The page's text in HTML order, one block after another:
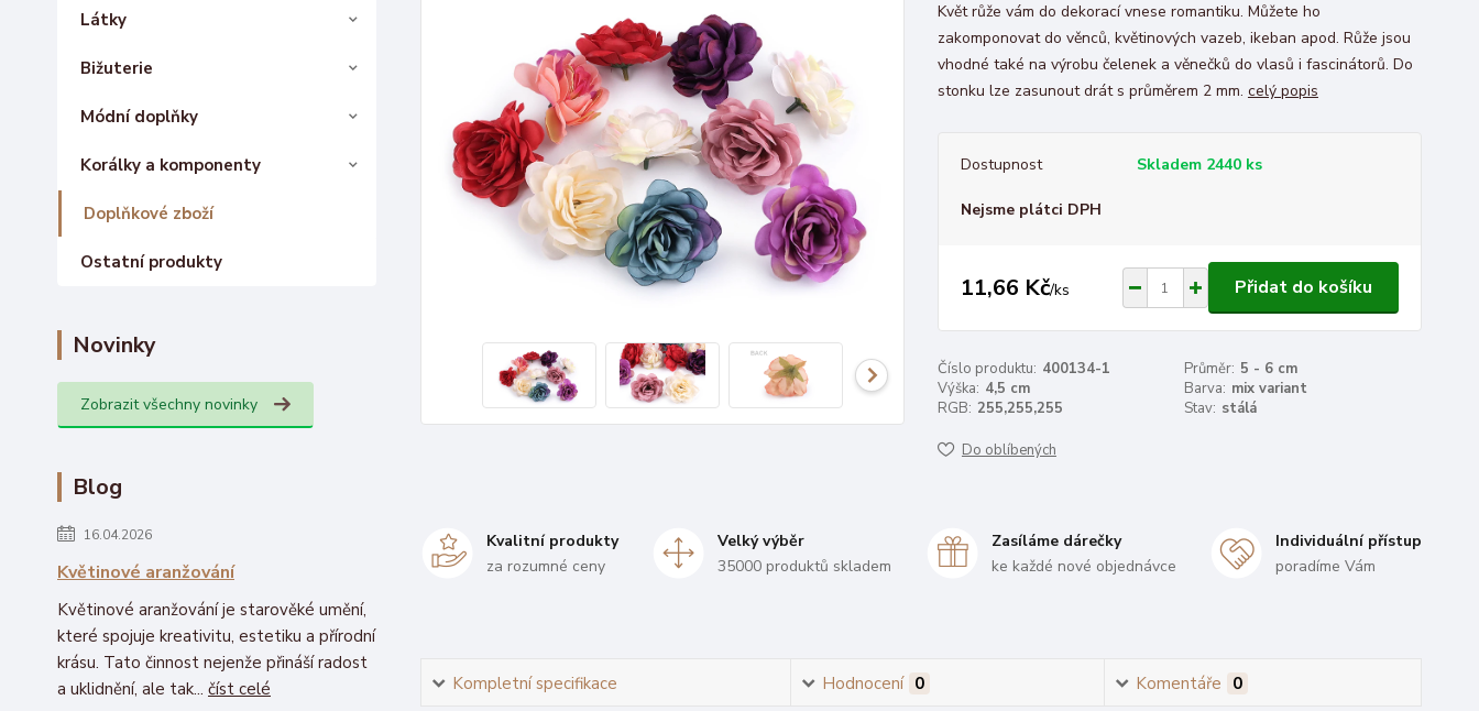
Látky
Bižuterie
Módní doplňky
Korálky a komponenty
Doplňkové zboží
Ostatní produkty
Novinky
Zobrazit všechny novinky
Blog
16.04.2026
Květinové aranžování
Květinové aranžování je starověké umění,
které spojuje kreativitu, estetiku a přírodní
krásu. Tato činnost nejenže přináší radost
a uklidnění, ale tak... číst celé
Květ růže vám do dekorací vnese romantiku. Můžete ho
zakomponovat do věnců, květinových vazeb, ikeban apod. Růže jsou
vhodné také na výrobu čelenek a věnečků do vlasů i fascinátorů. Do
stonku lze zasunout drát s průměrem 2 mm. celý popis
Dostupnost Skladem 2440 ks
Nejsme plátci DPH
11,66 Kč/ks Přidat do košíku
Číslo produktu: 400134-1 Průměr: 5 - 6 cm
Výška: 4,5 cm Barva: mix variant
RGB: 255,255,255 Stav: stálá
Do oblíbených
Kvalitní produkty
za rozumné ceny
Velký výběr
35000 produktů skladem
Zasíláme dárečky
ke každé nové objednávce
Individuální přístup
poradíme Vám
Kompletní specifikace Hodnocení 0 Komentáře 0